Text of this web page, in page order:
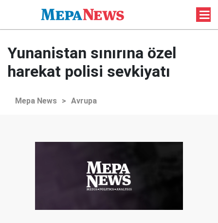
Yunanistan sınırına özel
harekat polisi sevkiyatı
Mepa News > Avrupa